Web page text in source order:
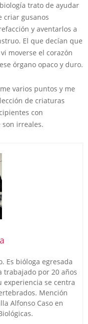
trato de ayudar
criar gusanos
y aventarlos a
El que decían que
moverse el corazón
órgano opaco y duro.
varios puntos y me
de criaturas
con
irreales.
Es bióloga egresada
trabajado por 20 años
experiencia se centra
Mención
Alfonso Caso en